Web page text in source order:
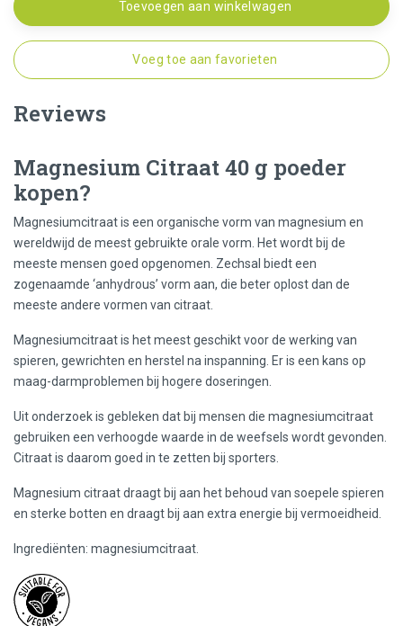
Toevoegen aan winkelwagen
Voeg toe aan favorieten
Reviews
Magnesium Citraat 40 g poeder
kopen?
Magnesiumcitraat is een organische vorm van magnesium en
wereldwijd de meest gebruikte orale vorm. Het wordt bij de
meeste mensen goed opgenomen. Zechsal biedt een
zogenaamde ‘anhydrous’ vorm aan, die beter oplost dan de
meeste andere vormen van citraat.
Magnesiumcitraat is het meest geschikt voor de werking van
spieren, gewrichten en herstel na inspanning. Er is een kans op
maag-darmproblemen bij hogere doseringen.
Uit onderzoek is gebleken dat bij mensen die magnesiumcitraat
gebruiken een verhoogde waarde in de weefsels wordt gevonden.
Citraat is daarom goed in te zetten bij sporters.
Magnesium citraat draagt bij aan het behoud van soepele spieren
en sterke botten en draagt bij aan extra energie bij vermoeidheid.
Ingrediënten: magnesiumcitraat.